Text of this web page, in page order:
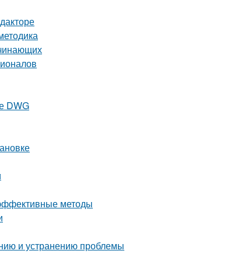
DWG
методы
и устранению проблемы